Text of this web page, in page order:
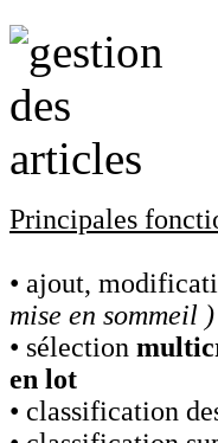
Principales
• ajout,
mise en sommeil )
• sélection
en lot
• classification